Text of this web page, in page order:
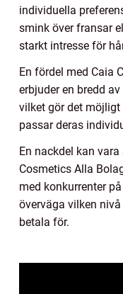
individuella
smink över fransar
starkt intresse för
En fördel med Caia
erbjuder en bredd
vilket gör det
passar deras
En nackdel kan
Cosmetics Alla
med konkurrenter
överväga vilken
betala för.